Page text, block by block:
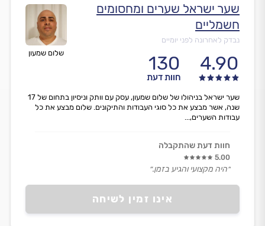
שלום שמעון
שער ישראל שערים ומחסומים
חשמליים
נבדק לאחרונה לפני יומיים
4.90
130
חוות דעת
אינו זמין לשיחה
שער ישראל בניהולו של שלום שמעון, עסק עם וותק וניסיון בתחום של 17
שנה, אשר מבצע את כל סוגי העבודות והתיקונים. שלום מבצע את כל
עבודות השערים,...
חוות דעת שהתקבלה
5.00
״היה מקצועי והגיע בזמן.״